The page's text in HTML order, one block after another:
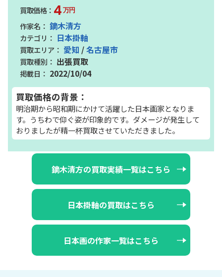
4万円
鏑木清方
日本掛軸
愛知 /名古屋市
出張買取
2022/10/04
買取価格の背景：
明治期から昭和期にかけて活躍した日本画家となりま
す。うちわで仰ぐ姿が印象的です。ダメージが発生して
おりましたが精一杯買取させていただきました。
鏑木清方の買取実績一覧はこちら
日本掛軸の買取はこちら
日本画の作家一覧はこちら